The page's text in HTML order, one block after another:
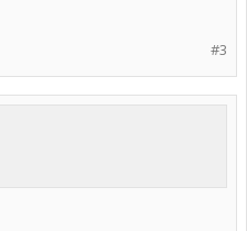
#3